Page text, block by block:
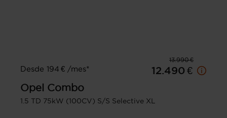
13.990 €
Desde 194 € /mes*
12.490 €
Opel Combo
1.5 TD 75kW (100CV) S/S Selective XL